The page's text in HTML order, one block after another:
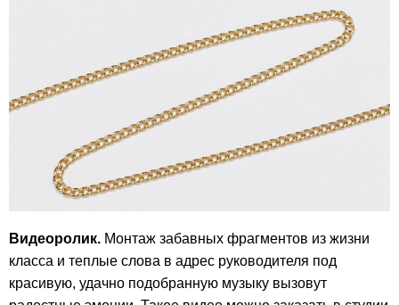
Видеоролик. Монтаж забавных фрагментов из жизни
класса и теплые слова в адрес руководителя под
красивую, удачно подобранную музыку вызовут